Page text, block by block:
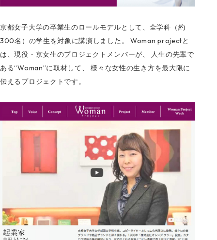
京都女子大学の卒業生のロールモデルとして、全学科（約
300名）の学生を対象に講演しました。 Woman projectと
は、現役・京女生のプロジェクトメンバーが、 人生の先輩で
ある“Woman”に取材して、 様々な女性の生き方を最大限に
伝えるプロジェクトです。